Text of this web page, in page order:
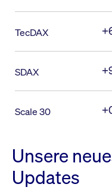
TecDAX
SDAX
Scale 30
Unsere
Updates